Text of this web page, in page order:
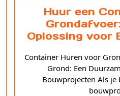
Huur een
Oplossing voor
Container Huren voor
Grond: Een
Bouwprojecten Als je